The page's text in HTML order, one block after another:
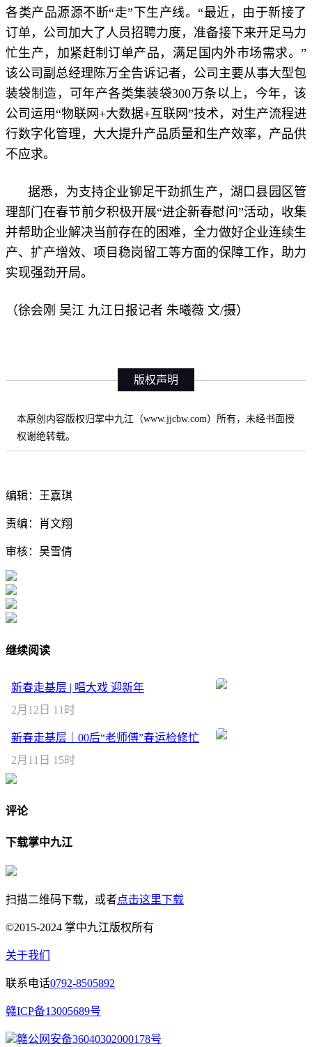
各类产品源源不断“走”下生产线。“最近，由于新接了
订单，公司加大了人员招聘力度，准备接下来开足马力
忙生产，加紧赶制订单产品，满足国内外市场需求。”
该公司副总经理陈万全告诉记者，公司主要从事大型包
装袋制造，可年产各类集装袋300万条以上，今年，该
公司运用“物联网+大数据+互联网”技术，对生产流程进
行数字化管理，大大提升产品质量和生产效率，产品供
不应求。
据悉，为支持企业铆足干劲抓生产，湖口县园区管
理部门在春节前夕积极开展“进企新春慰问”活动，收集
并帮助企业解决当前存在的困难，全力做好企业连续生
产、扩产增效、项目稳岗留工等方面的保障工作，助力
实现强劲开局。
（徐会刚 吴江 九江日报记者 朱曦薇 文/摄）
版权声明
本原创内容版权归掌中九江（www.jjcbw.com）所有，未经书面授
权谢绝转载。
编辑：王嘉琪
责编：肖文翔
审核：吴雪倩
继续阅读
新春走基层 | 唱大戏 迎新年
2月12日 11时
新春走基层｜00后“老师傅”春运检修忙
2月11日 15时
评论
下载掌中九江
扫描二维码下载，或者点击这里下载
©2015-2024 掌中九江版权所有
关于我们
联系电话0792-8505892
赣ICP备13005689号
赣公网安备36040302000178号